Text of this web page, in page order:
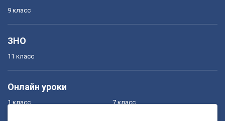
9 класс
ЗНО
11 класс
Онлайн уроки
1 класс 7 класс